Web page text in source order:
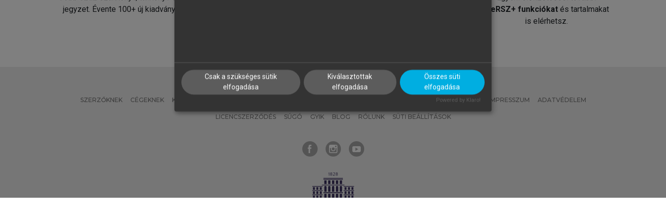
jegyzet. Évente 100+ új kiadvány.
MeRSZ+ funkciókat és tartalmakat
is elérhetsz.
SZERZŐKNEK CÉGEKNEK KÖNYVTÁROSOKNAK MI – ÁLTALÁNOS IRÁNYELVEK IMPRESSZUM ADATVÉDELEM
LICENCSZERZŐDÉS SÚGÓ GYIK BLOG RÓLUNK SÜTI BEÁLLÍTÁSOK
Csak a szükséges sütik
elfogadása
Kiválasztottak
elfogadása
Összes süti
elfogadása
Powered by Klaro!